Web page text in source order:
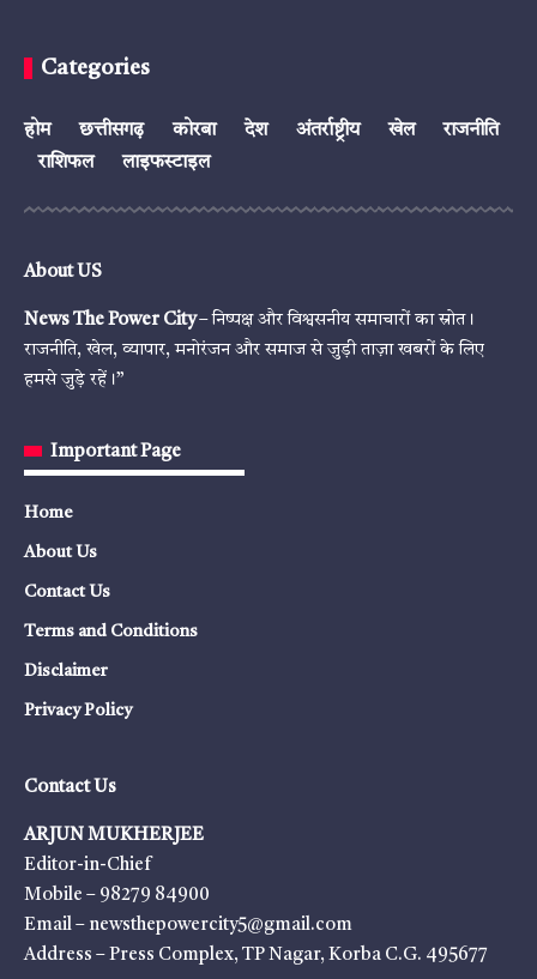
Categories
होम छत्तीसगढ़ कोरबा देश अंतर्राष्ट्रीय खेल
राजनीति
राशिफल
लाइफस्टाइल
About US
News The Power City– निष्पक्ष और विश्वसनीय समाचारों का स्रोत।
राजनीति, खेल, व्यापार, मनोरंजन और समाज से जुड़ी ताज़ा खबरों के लिए
हमसे जुड़े रहें।”
Important Page
Home
About Us
Contact Us
Terms and Conditions
Disclaimer
Privacy Policy
Contact Us
ARJUN MUKHERJEE
Editor-in-Chief
Mobile – 98279 84900
Email – newsthepowercity5@gmail.com
Address – Press Complex, TP Nagar, Korba C.G. 495677